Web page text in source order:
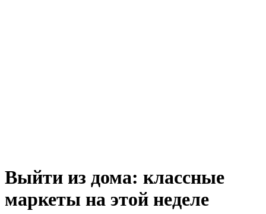
Выйти из дома: классные
маркеты на этой неделе